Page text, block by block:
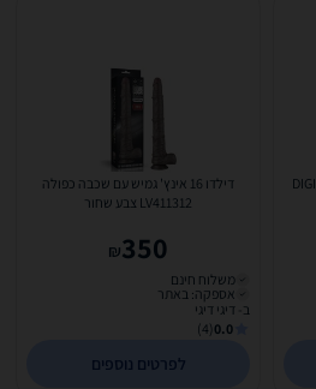
דילדו גדול לומינו זוהר בלילה. ''10 DIGI-
דילדו 16 אינץ' גמיש עם שכבה כפולה
LV411312 צבע שחור
350
₪
משלוח חינם
אספקה: באתר
ב- דיגי דיגי
0.0
(4)
לפרטים נוספים